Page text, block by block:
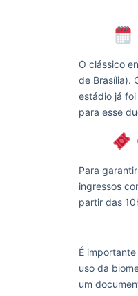
O clássico
de Brasília).
estádio já
para esse
Para
ingressos
partir das
É
uso da
um